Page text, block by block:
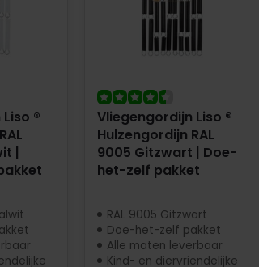
®
|
Vliegengordijn Liso ®
Hulzengordijn RAL
9005 Gitzwart | Doe-
het-zelf pakket
RAL 9005 Gitzwart
Doe-het-zelf pakket
Alle maten leverbaar
Kind- en diervriendelijke